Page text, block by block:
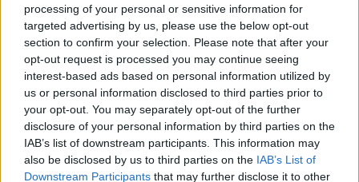
processing of your personal or sensitive information for
targeted advertising by us, please use the below opt-out
section to confirm your selection. Please note that after your
opt-out request is processed you may continue seeing
interest-based ads based on personal information utilized by
us or personal information disclosed to third parties prior to
your opt-out. You may separately opt-out of the further
disclosure of your personal information by third parties on the
IAB’s list of downstream participants. This information may
also be disclosed by us to third parties on the IAB’s List of
Downstream Participants that may further disclose it to other
22:27
Παράνοια σε γάμο στη Μαδέρα: Νόμιζαν ότι
παντρεύονται ο Κριστιάνο Ρονάλντο με την Χεορχίνα -
Βίντεο
ΠΕΡΙΣΣΟΤΕΡΑ